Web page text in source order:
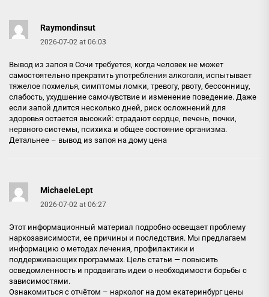
Raymondinsut
2026-07-02 at 06:03
Вывод из запоя в Сочи требуется, когда человек не может
самостоятельно прекратить употребления алкоголя, испытывает
тяжелое похмелья, симптомы ломки, тревогу, рвоту, бессонницу,
слабость, ухудшение самочувствие и изменение поведение. Даже
если запой длится несколько дней, риск осложнений для
здоровья остается высокий: страдают сердце, печень, почки,
нервного системы, психика и общее состояние организма.
Детальнее – вывод из запоя на дому цена
MichaeleLept
2026-07-02 at 06:27
Этот информационный материал подробно освещает проблему
наркозависимости, ее причины и последствия. Мы предлагаем
информацию о методах лечения, профилактики и
поддерживающих программах. Цель статьи — повысить
осведомленность и продвигать идеи о необходимости борьбы с
зависимостями.
Ознакомиться с отчётом – нарколог на дом екатеринбург цены